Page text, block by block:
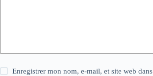
Enregistrer mon nom, e-mail, et site web